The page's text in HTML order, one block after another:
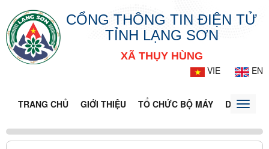
CỔNG THÔNG TIN ĐIỆN TỬ
TỈNH LẠNG SƠN
XÃ THỤY HÙNG
VIE
EN
TRANG CHỦ GIỚI THIỆU TỔ CHỨC BỘ MÁY DOANH
Toggle